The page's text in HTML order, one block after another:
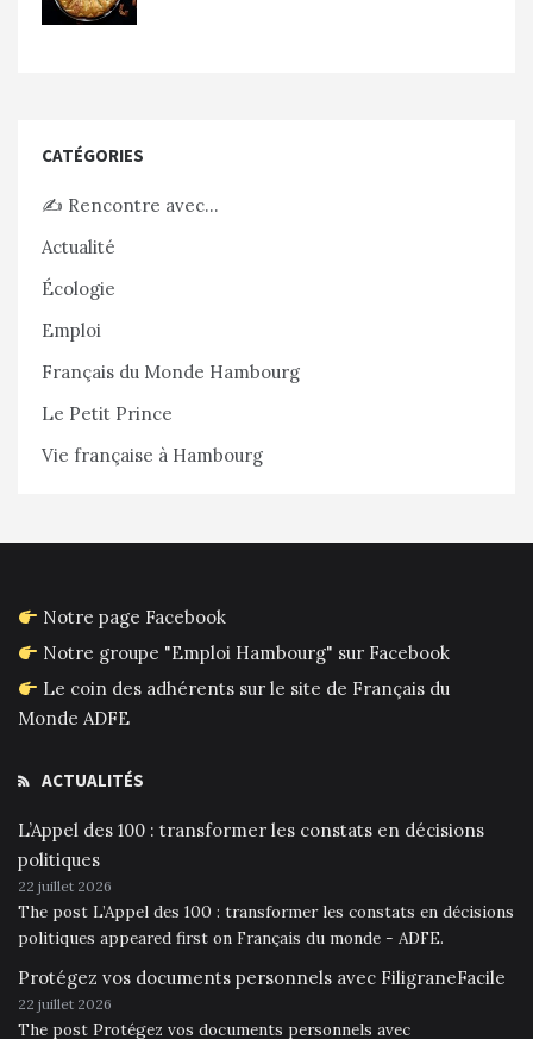
CATÉGORIES
✍️ Rencontre avec…
Actualité
Écologie
Emploi
Français du Monde Hambourg
Le Petit Prince
Vie française à Hambourg
Notre page Facebook
Notre groupe "Emploi Hambourg" sur Facebook
Le coin des adhérents sur le site de Français du
Monde ADFE
ACTUALITÉS
L’Appel des 100 : transformer les constats en décisions
politiques
22 juillet 2026
The post L’Appel des 100 : transformer les constats en décisions
politiques appeared first on Français du monde - ADFE.
Protégez vos documents personnels avec FiligraneFacile
22 juillet 2026
The post Protégez vos documents personnels avec